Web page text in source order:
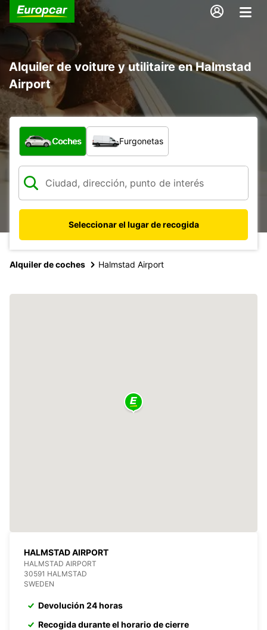
Alquiler de voiture y utilitaire en Halmstad
Airport
¿Qué tipo de vehículo?
Coches Furgonetas
Seleccionar el lugar de recogida
Alquiler de coches Halmstad Airport
HALMSTAD AIRPORT
HALMSTAD AIRPORT
30591 HALMSTAD
SWEDEN
Devolución 24 horas
Recogida durante el horario de cierre